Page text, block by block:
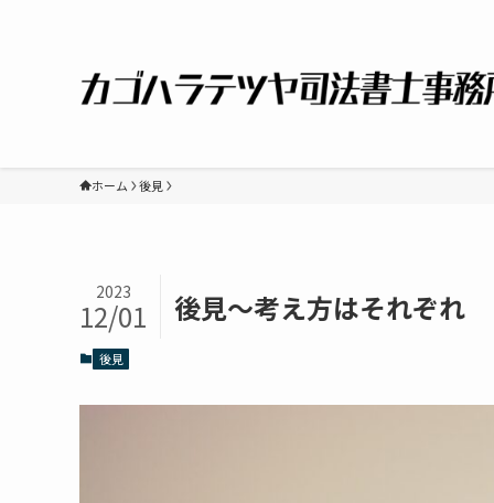
ホーム 後見
後見～考え方はそれぞれ
2023
12/01
後見